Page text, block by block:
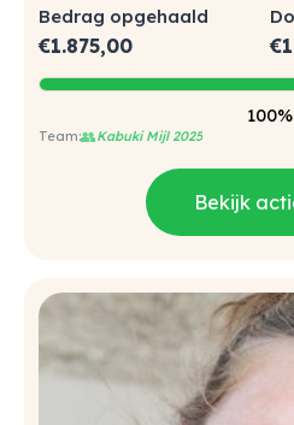
Bekijk
👥Kabuki Mijl 2025
100%
€
€1.875,00
Bedrag opgehaald